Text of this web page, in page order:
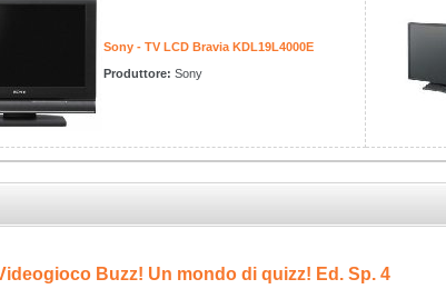
Sony - TV LCD Bravia KDL19L4000E
Produttore: Sony
Buzz! Un mondo di quizz! Ed. Sp. 4